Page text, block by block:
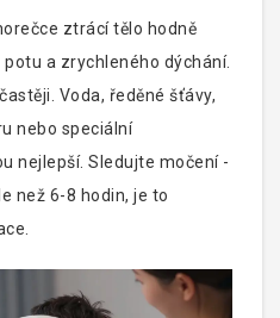
ztrácí tělo hodně
a zrychleného dýchání.
Voda, ředěné šťávy,
nebo speciální
nejlepší. Sledujte močení -
než 6-8 hodin, je to